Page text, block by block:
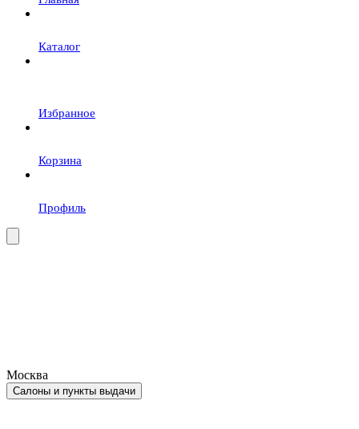
Каталог
Избранное
Корзина
Профиль
Москва
Салоны и пункты выдачи